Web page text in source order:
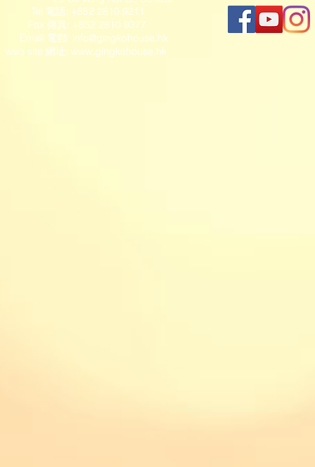
Tel 電話: +852 2810 9211
Fax 傳真: +852 2810 9377
​ Email 電郵: info@gingkohouse.hk
web site 網址: www.gingkohouse.hk